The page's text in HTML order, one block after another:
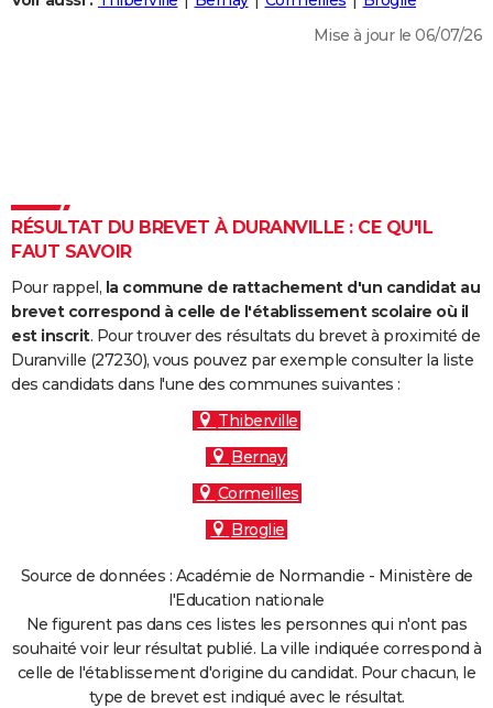
DICTIONNAIRE
Dictionnaire
Biographies
Citations
Expressions
Proverbes
PROGRAMME TV
COPAINS D'AVANT
S'inscrire
Se connecter
Lycées
Collèges
Primaires
Universités
Entreprises
Service militaire
Avis de recherche
AVIS DE DÉCÈS
FORUM
Mise à jour le 06/07/26
RÉSULTAT DU BREVET À DURANVILLE : CE QU'IL
FAUT SAVOIR
Pour rappel, la commune de rattachement d'un candidat au
brevet correspond à celle de l'établissement scolaire où il
est inscrit. Pour trouver des résultats du brevet à proximité de
Duranville (27230), vous pouvez par exemple consulter la liste
des candidats dans l'une des communes suivantes :
Thiberville
Bernay
Cormeilles
Broglie
Source de données : Académie de Normandie - Ministère de
l'Education nationale
Ne figurent pas dans ces listes les personnes qui n'ont pas
souhaité voir leur résultat publié. La ville indiquée correspond à
celle de l'établissement d'origine du candidat. Pour chacun, le
type de brevet est indiqué avec le résultat.